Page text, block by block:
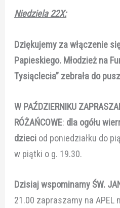
Niedziela 22X:
Dziękujemy za włączenie
Papieskiego. Młodzież na
Tysiąclecia” zebrała do
W PAŹDZIERNIKU
RÓŻAŃCOWE: dla ogółu
dzieci od poniedziałku do
w piątki o g. 19.30.
Dzisiaj wspominamy ŚW.
21.00 zapraszamy na APEL